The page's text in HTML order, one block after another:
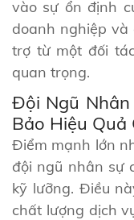
vào sự ổn định
doanh nghiệp và
trợ từ một đối
quan trọng.
Đội Ngũ
Bảo Hiệu Quả
Điểm mạnh lớn
đội ngũ nhân sự
kỹ lưỡng. Điều
chất lượng dịch